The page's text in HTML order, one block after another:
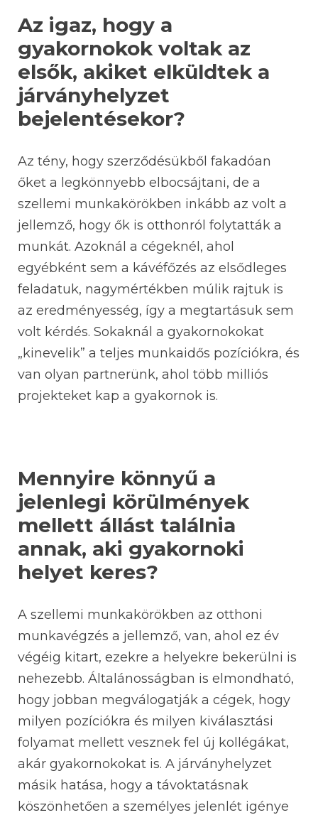
Az igaz, hogy a
gyakornokok voltak az
elsők, akiket elküldtek a
járványhelyzet
bejelentésekor?
Az tény, hogy szerződésükből fakadóan
őket a legkönnyebb elbocsájtani, de a
szellemi munkakörökben inkább az volt a
jellemző, hogy ők is otthonról folytatták a
munkát. Azoknál a cégeknél, ahol
egyébként sem a kávéfőzés az elsődleges
feladatuk, nagymértékben múlik rajtuk is
az eredményesség, így a megtartásuk sem
volt kérdés. Sokaknál a gyakornokokat
„kinevelik” a teljes munkaidős pozíciókra, és
van olyan partnerünk, ahol több milliós
projekteket kap a gyakornok is.
Mennyire könnyű a
jelenlegi körülmények
mellett állást találnia
annak, aki gyakornoki
helyet keres?
A szellemi munkakörökben az otthoni
munkavégzés a jellemző, van, ahol ez év
végéig kitart, ezekre a helyekre bekerülni is
nehezebb. Általánosságban is elmondható,
hogy jobban megválogatják a cégek, hogy
milyen pozíciókra és milyen kiválasztási
folyamat mellett vesznek fel új kollégákat,
akár gyakornokokat is. A járványhelyzet
másik hatása, hogy a távoktatásnak
köszönhetően a személyes jelenlét igénye